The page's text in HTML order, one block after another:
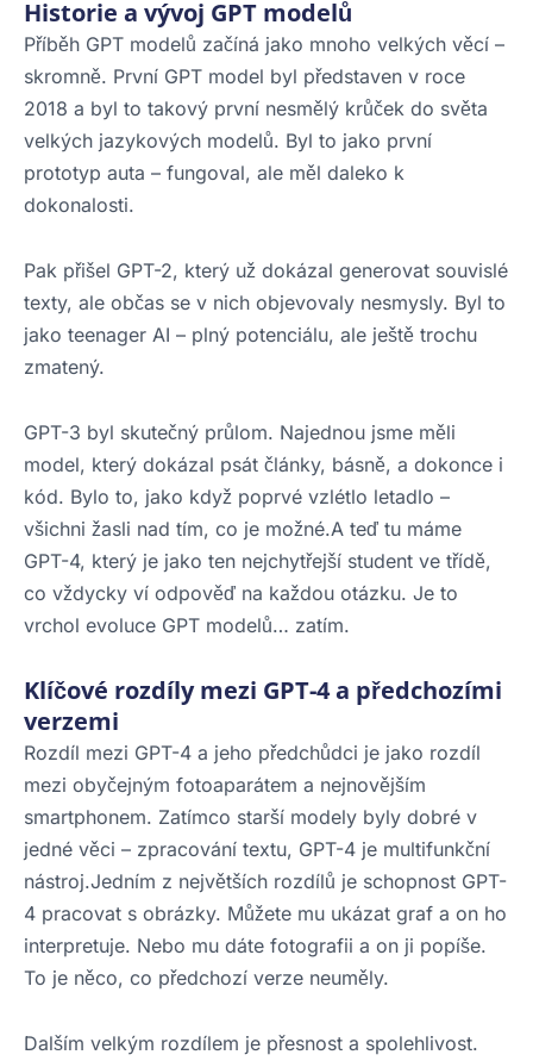
Historie a vývoj GPT modelů
Příběh GPT modelů začíná jako mnoho velkých věcí –
skromně. První GPT model byl představen v roce
2018 a byl to takový první nesmělý krůček do světa
velkých jazykových modelů. Byl to jako první
prototyp auta – fungoval, ale měl daleko k
dokonalosti.
Pak přišel GPT-2, který už dokázal generovat souvislé
texty, ale občas se v nich objevovaly nesmysly. Byl to
jako teenager AI – plný potenciálu, ale ještě trochu
zmatený.
GPT-3 byl skutečný průlom. Najednou jsme měli
model, který dokázal psát články, básně, a dokonce i
kód. Bylo to, jako když poprvé vzlétlo letadlo –
všichni žasli nad tím, co je možné.A teď tu máme
GPT-4, který je jako ten nejchytřejší student ve třídě,
co vždycky ví odpověď na každou otázku. Je to
vrchol evoluce GPT modelů… zatím.
Klíčové rozdíly mezi GPT-4 a předchozími
verzemi
Rozdíl mezi GPT-4 a jeho předchůdci je jako rozdíl
mezi obyčejným fotoaparátem a nejnovějším
smartphonem. Zatímco starší modely byly dobré v
jedné věci – zpracování textu, GPT-4 je multifunkční
nástroj.Jedním z největších rozdílů je schopnost GPT-
4 pracovat s obrázky. Můžete mu ukázat graf a on ho
interpretuje. Nebo mu dáte fotografii a on ji popíše.
To je něco, co předchozí verze neuměly.
Dalším velkým rozdílem je přesnost a spolehlivost.